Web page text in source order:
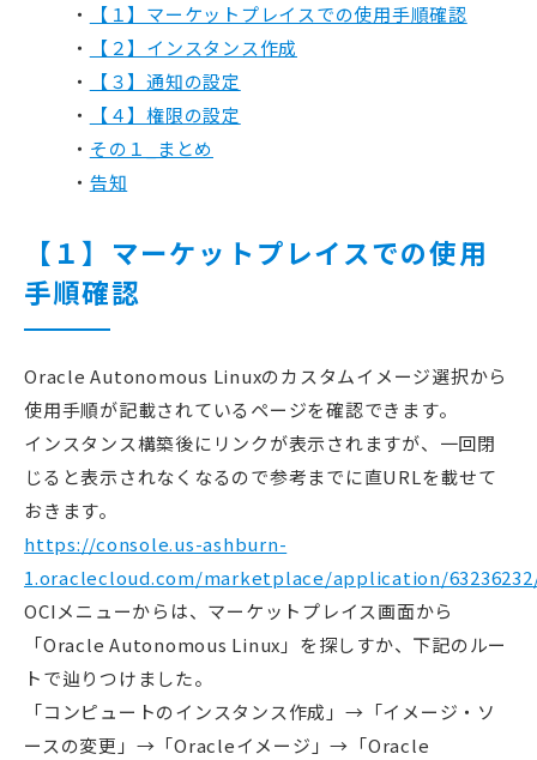
【１】マーケットプレイスでの使用手順確認
【２】インスタンス作成
【３】通知の設定
【４】権限の設定
その１_まとめ
告知
【１】マーケットプレイスでの使用
手順確認
Oracle Autonomous Linuxのカスタムイメージ選択から
使用手順が記載されているページを確認できます。
インスタンス構築後にリンクが表示されますが、一回閉
じると表示されなくなるので参考までに直URLを載せて
おきます。
https://console.us-ashburn-
1.oraclecloud.com/marketplace/application/
OCIメニューからは、マーケットプレイス画面から
「Oracle Autonomous Linux」を探しすか、下記のルー
トで辿りつけました。
「コンピュートのインスタンス作成」→「イメージ・ソ
ースの変更」→「Oracleイメージ」→「Oracle